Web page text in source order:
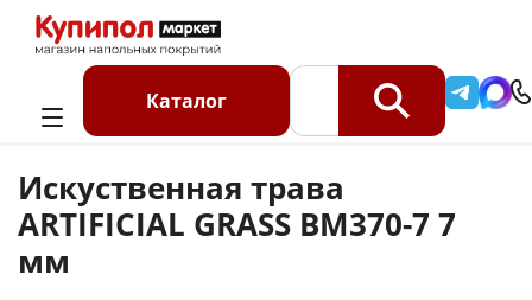
Каталог
Каталог Искусственный газон
Искусственный газон в рулоне
Искуственная трава ARTIFICIAL GRASS BM370-7 7 мм
Искуственная трава
ARTIFICIAL GRASS BM370-7 7
мм